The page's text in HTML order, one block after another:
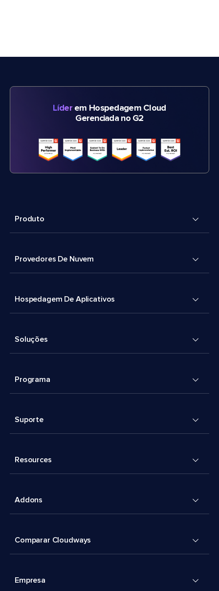
Líderem Hospedagem Cloud
Gerenciada no G2
Produto
Provedores De Nuvem
Hospedagem De Aplicativos
Soluções
Programa
Suporte
Resources
Addons
Comparar Cloudways
Empresa